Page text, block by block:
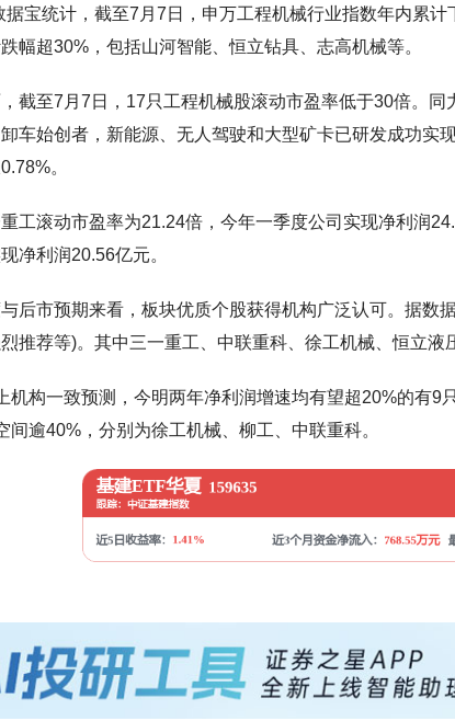
据宝统计，截至7月7日，申万工程机械行业指数年内累
幅超30%，包括山河智能、恒立钻具、志高机械等。
截至7月7日，17只工程机械股滚动市盈率低于30倍。
车始创者，新能源、无人驾驶和大型矿卡已研发成功实
。
工滚动市盈率为21.24倍，今年一季度公司实现净利润
净利润20.56亿元。
后市预期来看，板块优质个股获得机构广泛认可。据数
推荐等)。其中三一重工、中联重科、徐工机械、恒立液
机构一致预测，今明两年净利润增速均有望超20%的有9
间逾40%，分别为徐工机械、柳工、中联重科。